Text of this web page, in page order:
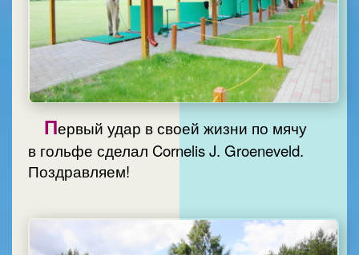
Первый удар в своей жизни по мячу
в гольфе сделал Cornelis J. Groeneveld.
Поздравляем!